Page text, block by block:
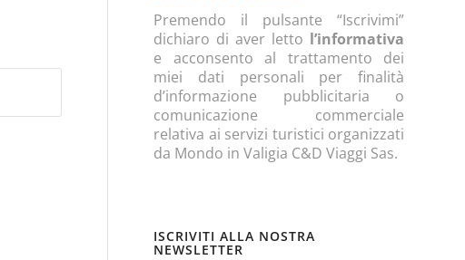
Premendo il pulsante “Iscrivimi”
dichiaro di aver letto l’informativa
e acconsento al trattamento dei
miei dati personali per finalità
d’informazione pubblicitaria o
comunicazione commerciale
relativa ai servizi turistici organizzati
da Mondo in Valigia C&D Viaggi Sas.
ISCRIVITI ALLA NOSTRA
NEWSLETTER